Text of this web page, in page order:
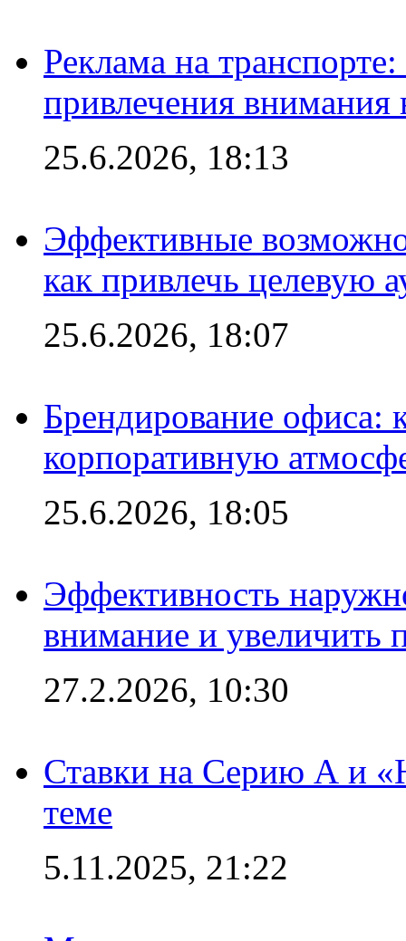
Реклама на
привлечения внимания
25.6.2026, 18:13
Эффективные
как привлечь целевую
25.6.2026, 18:07
Брендирование офиса:
корпоративную
25.6.2026, 18:05
Эффективность
внимание и увеличить
27.2.2026, 10:30
Ставки на Серию А и
теме
5.11.2025, 21:22